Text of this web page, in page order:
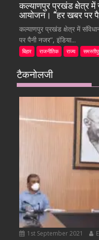
कल्याणपुर प्रखंड क्षेत्र में
आयोजन। “हर खबर पर
कल्याणपुर प्रखंड क्षेत्र में
पर पैनी नजर”, इंडिया...
बिहार राजनीतिक राज्य
टैकनोलजी
1st September 2021